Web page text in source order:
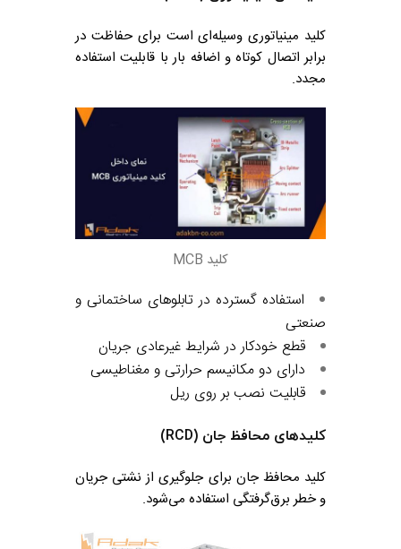
کلید مینیاتوری وسیله‌ای است برای حفاظت در
برابر اتصال کوتاه و اضافه بار با قابلیت استفاده
مجدد.
کلید MCB
استفاده گسترده در تابلوهای ساختمانی و
صنعتی
قطع خودکار در شرایط غیرعادی جریان
دارای دو مکانیسم حرارتی و مغناطیسی
قابلیت نصب بر روی ریل
کلیدهای محافظ جان (RCD)
کلید محافظ جان برای جلوگیری از نشتی جریان
و خطر برق‌گرفتگی استفاده می‌شود.